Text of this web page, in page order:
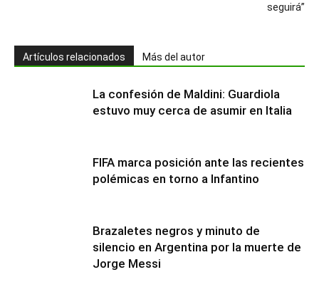
seguirá”
Artículos relacionados Más del autor
La confesión de Maldini: Guardiola
estuvo muy cerca de asumir en Italia
FIFA marca posición ante las recientes
polémicas en torno a Infantino
Brazaletes negros y minuto de
silencio en Argentina por la muerte de
Jorge Messi